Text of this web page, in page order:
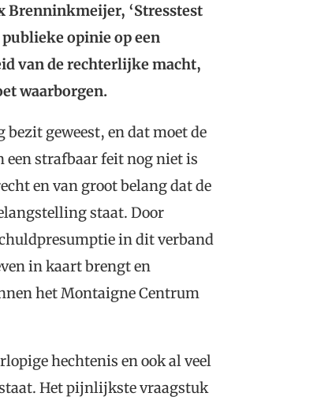
Brenninkmeijer, ‘Stresstest
publieke opinie op een
van de rechterlijke macht,
waarborgen.
geweest, en dat moet de
een strafbaar feit nog niet is
en van groot belang dat de
staat. Door
in dit verband
in kaart brengt en
het Montaigne Centrum
hechtenis en ook al veel
Het pijnlijkste vraagstuk